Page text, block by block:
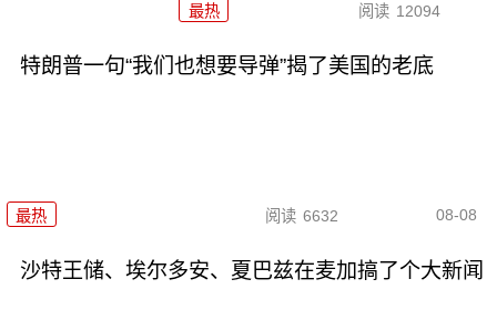
最热 阅读 12094
特朗普一句“我们也想要导弹”揭了美国的老底
最热 阅读 6632 08-08
沙特王储、埃尔多安、夏巴兹在麦加搞了个大新闻